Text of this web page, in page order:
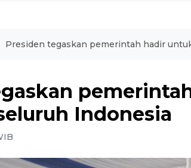
Presiden tegaskan pemerintah hadir
Indonesia